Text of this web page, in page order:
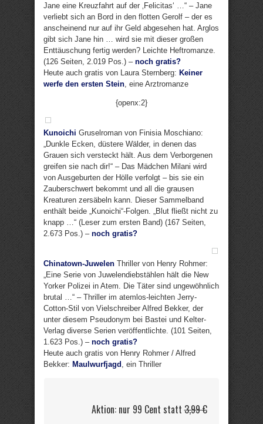
Jane eine Kreuzfahrt auf der ‚Felicitas‘ …“ – Jane
verliebt sich an Bord in den flotten Gerolf – der es
anscheinend nur auf ihr Geld abgesehen hat. Arglos
gibt sich Jane hin … wird sie mit dieser großen
Enttäuschung fertig werden? Leichte Heftromanze.
(126 Seiten, 2.019 Pos.) – noch gratis?
Heute auch gratis von Laura Sternberg: Keiner
werfe den ersten Stein , eine Arztromanze
{openx:2}
Kunoichi Gruselroman von Finisia Moschiano:
„Dunkle Ecken, düstere Wälder, in denen das
Grauen sich versteckt hält. Aus dem Verborgenen
greifen sie nach dir!“ – Das Mädchen Milani wird
von Ausgeburten der Hölle verfolgt – bis sie ein
Zauberschwert bekommt und all die grausen
Kreaturen zersäbeln kann. Dieser Sammelband
enthält beide „Kunoichi“-Folgen. „Blut fließt nicht zu
knapp …“ (Leser zum ersten Band) (167 Seiten,
2.673 Pos.) – noch gratis?
Chinatown-Juwelen Thriller von Henry Rohmer:
„Eine Serie von Juwelendiebstählen hält die New
Yorker Polizei in Atem. Die Täter sind ungewöhnlich
brutal …“ – Thriller im atemlos-leichten Jerry-
Cotton-Stil von Vielschreiber Alfred Bekker, der
unter diesem Pseudonym bei Bastei und Kelter-
Verlag diverse Serien veröffentlichte. (101 Seiten,
1.623 Pos.) – noch gratis?
Heute auch gratis von Henry Rohmer / Alfred
Bekker: Maulwurfjagd , ein Thriller
Aktion: nur 99 Cent statt3,99 €